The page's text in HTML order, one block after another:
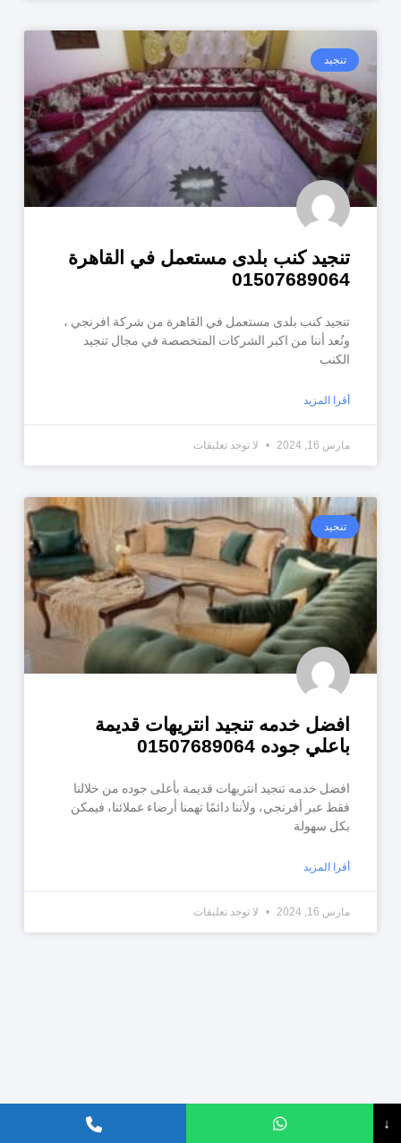
تنجيد
تنجيد كنب بلدى مستعمل في القاهرة
01507689064
تنجيد كنب بلدى مستعمل في القاهرة من شركة افرنجي ،
ونُعد أننا من اكبر الشركات المتخصصة في مجال تنجيد
الكنب
أقرا المزيد
مارس 16, 2024 لا توجد تعليقات
تنجيد
افضل خدمه تنجيد انتريهات قديمة
باعلي جوده 01507689064
افضل خدمه تنجيد انتريهات قديمة بأعلى جوده من خلالنا
فقط عبر أفرنجي، ولأننا دائمًا تهمنا أرضاء عملائنا، فيمكن
بكل سهولة
أقرا المزيد
مارس 16, 2024 لا توجد تعليقات
↓